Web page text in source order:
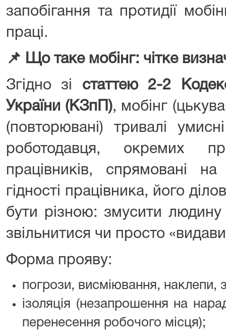
запобігання та протидії
праці.
📌 Що таке мобінг: чітке
Згідно зі статтею 2-2
України (КЗпП), мобінг
(повторювані) тривалі
роботодавця, окремих
працівників, спрямовані
гідності працівника, його
бути різною: змусити людину
звільнитися чи просто
Форма прояву:
погрози, висміювання, наклепи,
ізоляція (незапрошення на
перенесення робочого місця);